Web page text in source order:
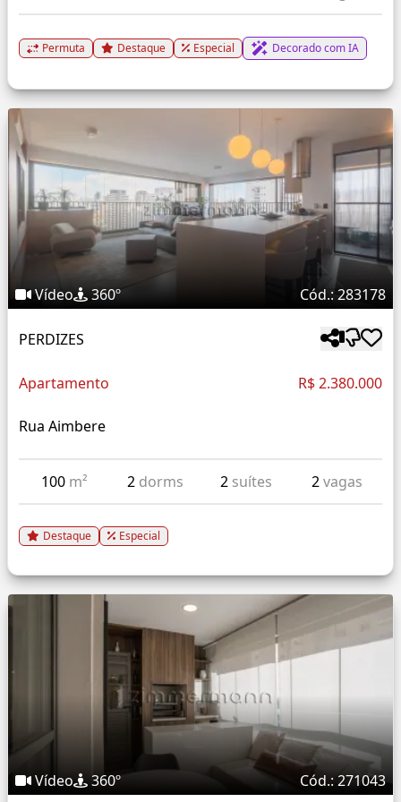
Permuta Destaque Especial Decorado com IA
Vídeo 360º Cód.: 283178
PERDIZES
Apartamento R$ 2.380.000
Rua Aimbere
100 m² 2 dorms 2 suítes 2vagas
Destaque Especial
Vídeo 360º Cód.: 271043